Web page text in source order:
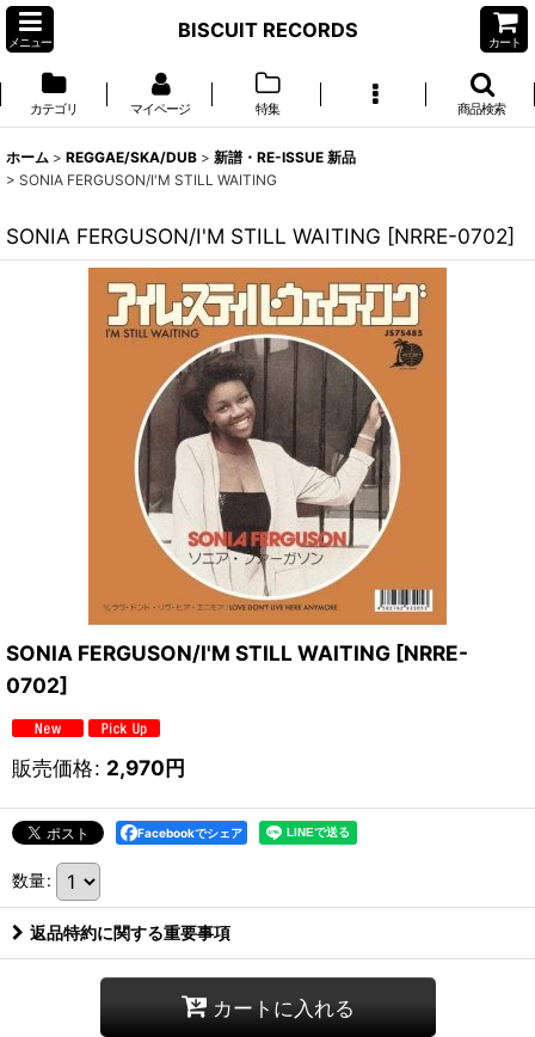
メニュー
BISCUIT RECORDS
カート
カテゴリ マイページ 特集 商品検索
ホーム > REGGAE/SKA/DUB > 新譜・RE-ISSUE 新品
> SONIA FERGUSON/I'M STILL WAITING
SONIA FERGUSON/I'M STILL WAITING [NRRE-0702]
SONIA FERGUSON/I'M STILL WAITING [NRRE-
0702]
販売価格: 2,970円
Facebookでシェア
数量:
返品特約に関する重要事項
カートに入れる